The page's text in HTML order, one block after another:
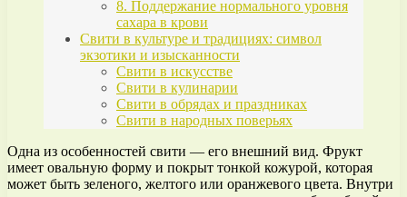
8. Поддержание нормального уровня
сахара в крови
Свити в культуре и традициях: символ
экзотики и изысканности
Свити в искусстве
Свити в кулинарии
Свити в обрядах и праздниках
Свити в народных поверьях
Одна из особенностей свити — его внешний вид. Фрукт
имеет овальную форму и покрыт тонкой кожурой, которая
может быть зеленого, желтого или оранжевого цвета. Внутри